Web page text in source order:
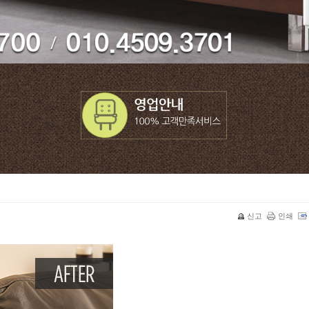
신고 인쇄